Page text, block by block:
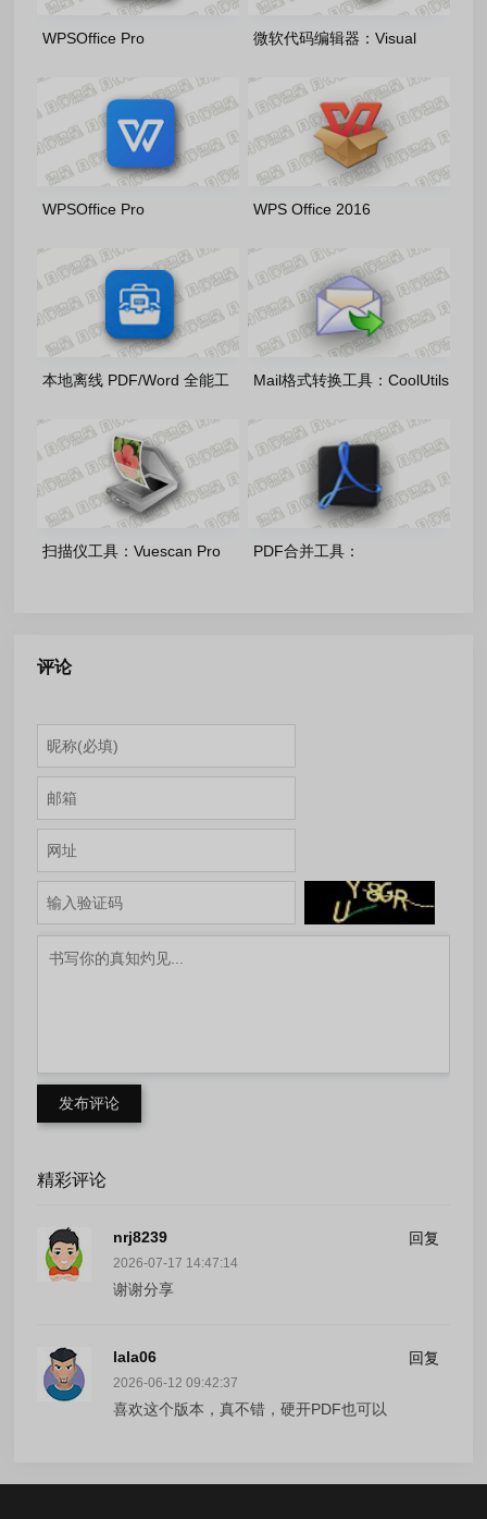
WPSOffice Pro
雨糖科技特别版
微软代码编辑器：Visual
式版
WPSOffice Pro
雨糖科技特别版
WPS Office 2016
糖科技特别版
本地离线 PDF/Word 全能工
方免费版
Mail格式转换工具：CoolUtils
11.1.0.797 多语便携版
扫描仪工具：Vuescan Pro
PDF合并工具：
评论
发布评论
精彩评论
nrj8239 回复
2026-07-17 14:47:14
谢谢分享
lala06 回复
2026-06-12 09:42:37
喜欢这个版本，真不错，硬开PDF也可以